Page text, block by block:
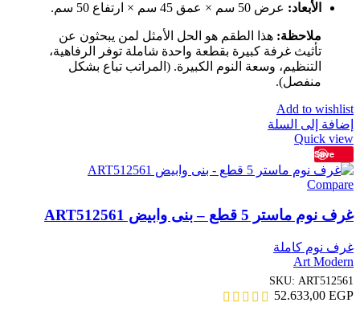
الأبعاد: عرض 50 سم × عمق 45 سم × ارتفاع 50 سم.
ملاحظة: هذا الطقم هو الحل الأمثل لمن يبحثون عن
تأثيث غرفة كبيرة بقطعة واحدة شاملة توفر الرفاهية،
التنظيم، وسعة النوم الكبيرة. (المراتب تباع بشكل
منفصل).
Add to wishlist
إضافة إلى السلة
Quick view
Save
Compare
غرف نوم ماستر 5 قطع – بنى وابيض ART512561
غرف نوم كاملة
Art Modern
SKU: ART512561
52.633,00 EGP